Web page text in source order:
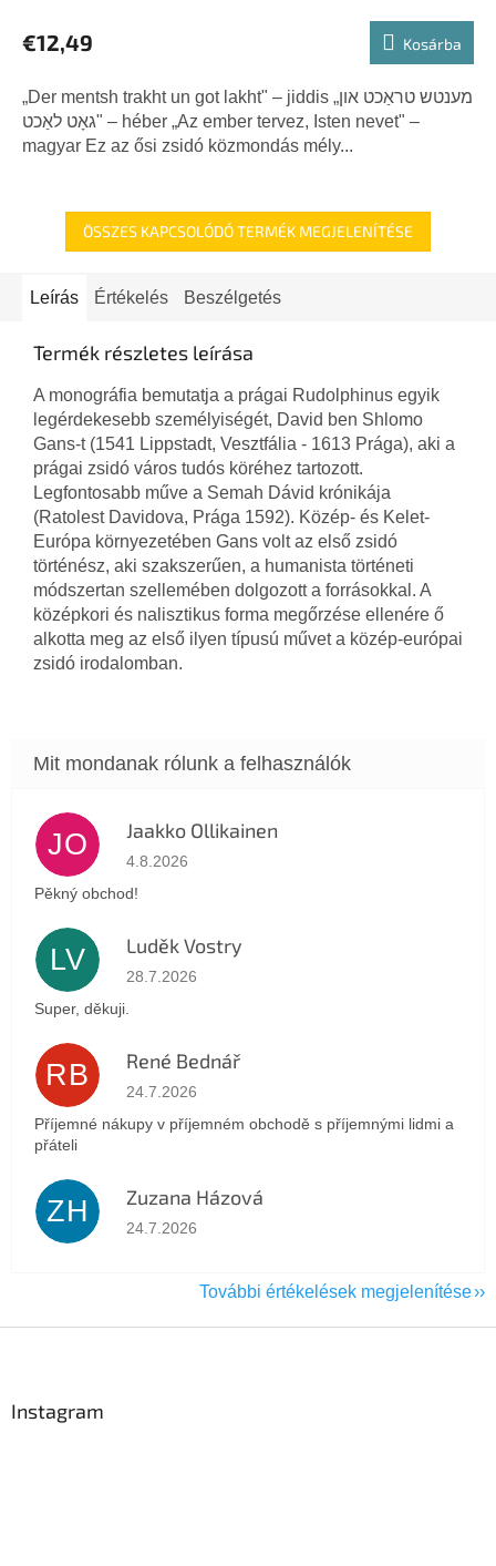
átlagos
5-
ből
5,0
€12,49 Kosárba
„Der mentsh trakht un got lakht" – jiddis „מענטש טראַכט און
גאָט לאַכט" – héber „Az ember tervez, Isten nevet" –
magyar Ez az ősi zsidó közmondás mély...
ÖSSZES KAPCSOLÓDÓ TERMÉK MEGJELENÍTÉSE
Leírás Értékelés Beszélgetés
Termék részletes leírása
A monográfia bemutatja a prágai Rudolphinus egyik
legérdekesebb személyiségét, David ben Shlomo
Gans-t (1541 Lippstadt, Vesztfália - 1613 Prága), aki a
prágai zsidó város tudós köréhez tartozott.
Legfontosabb műve a Semah Dávid krónikája
(Ratolest Davidova, Prága 1592). Közép- és Kelet-
Európa környezetében Gans volt az első zsidó
történész, aki szakszerűen, a humanista történeti
módszertan szellemében dolgozott a forrásokkal. A
középkori és nalisztikus forma megőrzése ellenére ő
alkotta meg az első ilyen típusú művet a közép-európai
zsidó irodalomban.
JO Jaakko Ollikainen
Az áruház értékelése 5-ből 5 csillag.
4.8.2026
Pěkný obchod!
LV Luděk Vostry
Az áruház értékelése 5-ből 5 csillag.
28.7.2026
Super, děkuji.
RB René Bednář
Az áruház értékelése 5-ből 5 csillag.
24.7.2026
Příjemné nákupy v příjemném obchodě s příjemnými lidmi a
přáteli
ZH Zuzana Házová
Az áruház értékelése 5-ből 5 csillag.
24.7.2026
További értékelések megjelenítése
Instagram